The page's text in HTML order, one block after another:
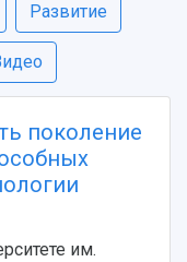
Развитие
поколение
им.